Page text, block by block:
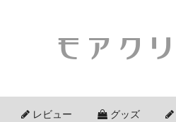
モアクリ
レビュー グッズ